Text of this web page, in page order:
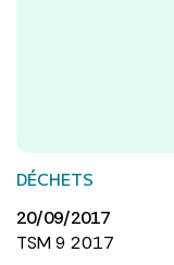
DÉCHETS
20/09/2017
TSM 9 2017